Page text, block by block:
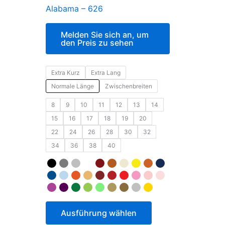
Alabama – 626
Melden Sie sich an, um
den Preis zu sehen
Extra Kurz
Extra Lang
Normale Länge
Zwischenbreiten
8 9 10 11 12 13
14
15
16 17 18 19
20
22
24 26 28 30
32
34
36 38 40
Ausführung wählen